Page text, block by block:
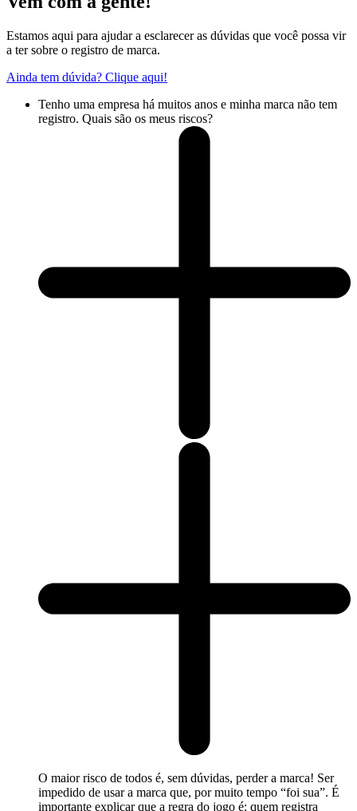
Estamos aqui para ajudar a esclarecer as dúvidas que você possa vir
a ter sobre o registro de marca.
Ainda tem dúvida? Clique aqui!
Tenho uma empresa há muitos anos e minha marca não tem
registro. Quais são os meus riscos?
O maior risco de todos é, sem dúvidas, perder a marca! Ser
impedido de usar a marca que, por muito tempo “foi sua”. É
importante explicar que a regra do jogo é: quem registra